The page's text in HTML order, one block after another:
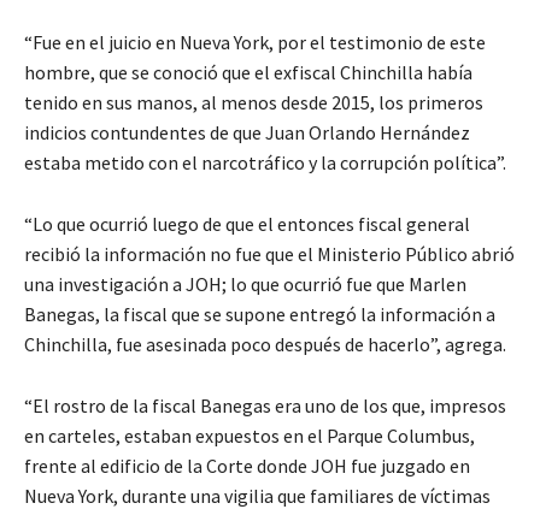
“Fue en el juicio en Nueva York, por el testimonio de este
hombre, que se conoció que el exfiscal Chinchilla había
tenido en sus manos, al menos desde 2015, los primeros
indicios contundentes de que Juan Orlando Hernández
estaba metido con el narcotráfico y la corrupción política”.
“Lo que ocurrió luego de que el entonces fiscal general
recibió la información no fue que el Ministerio Público abrió
una investigación a JOH; lo que ocurrió fue que Marlen
Banegas, la fiscal que se supone entregó la información a
Chinchilla, fue asesinada poco después de hacerlo”, agrega.
“El rostro de la fiscal Banegas era uno de los que, impresos
en carteles, estaban expuestos en el Parque Columbus,
frente al edificio de la Corte donde JOH fue juzgado en
Nueva York, durante una vigilia que familiares de víctimas